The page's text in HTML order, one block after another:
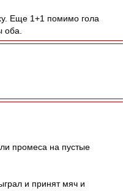
Еще 1+1 помимо гола
оба.
промеса на пустые
и принят мяч и